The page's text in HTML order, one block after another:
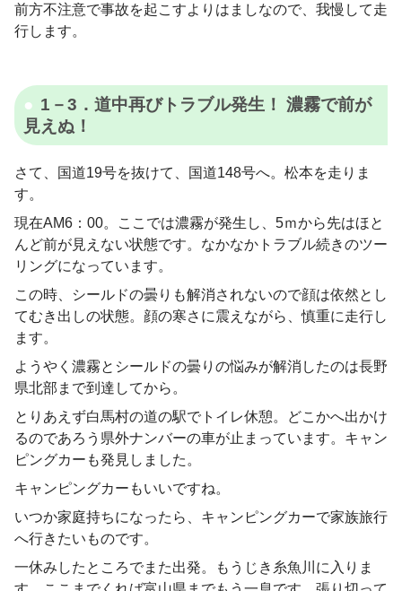
前方不注意で事故を起こすよりはましなので、我慢して走
行します。
1－3．道中再びトラブル発生！ 濃霧で前が
見えぬ！
さて、国道19号を抜けて、国道148号へ。松本を走りま
す。
現在AM6：00。ここでは濃霧が発生し、5ｍから先はほと
んど前が見えない状態です。なかなかトラブル続きのツー
リングになっています。
この時、シールドの曇りも解消されないので顔は依然とし
てむき出しの状態。顔の寒さに震えながら、慎重に走行し
ます。
ようやく濃霧とシールドの曇りの悩みが解消したのは長野
県北部まで到達してから。
とりあえず白馬村の道の駅でトイレ休憩。どこかへ出かけ
るのであろう県外ナンバーの車が止まっています。キャン
ピングカーも発見しました。
キャンピングカーもいいですね。
いつか家庭持ちになったら、キャンピングカーで家族旅行
へ行きたいものです。
一休みしたところでまた出発。もうじき糸魚川に入りま